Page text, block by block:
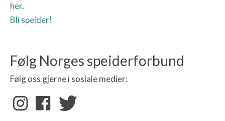
her.
Bli speider!
Følg Norges speiderforbund
Følg oss gjerne i sosiale medier: